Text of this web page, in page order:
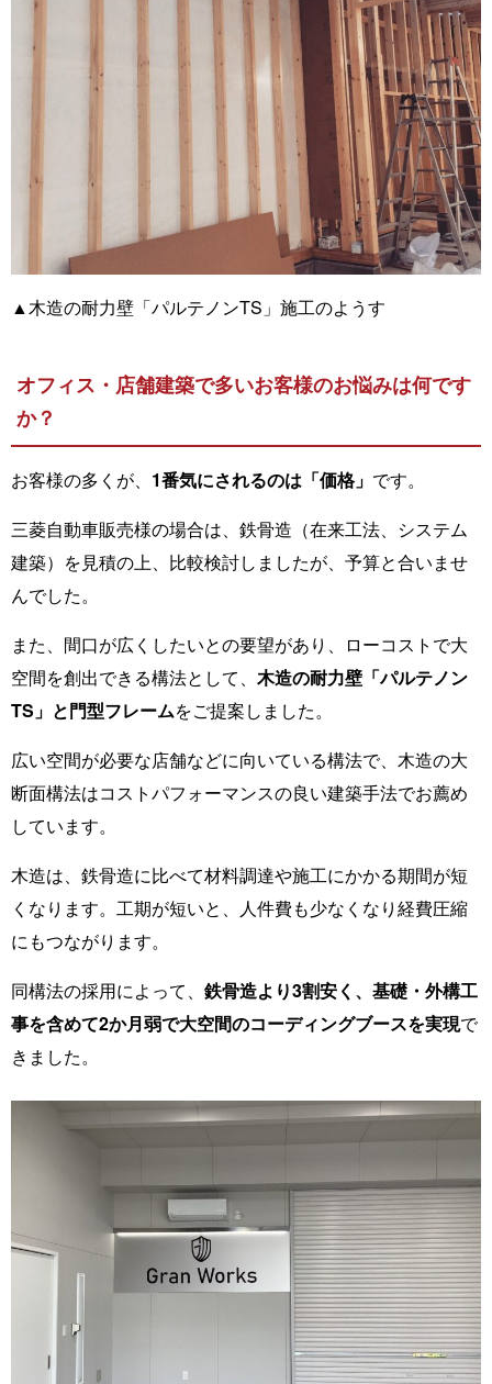
▲木造の耐力壁「パルテノンTS」施工のようす
オフィス・店舗建築で多いお客様のお悩みは何です
か？
お客様の多くが、 1番気にされるのは「価格」 です。
三菱自動車販売様の場合は、鉄骨造（在来工法、システム
建築）を見積の上、比較検討しましたが、予算と合いませ
んでした。
また、間口が広くしたいとの要望があり、ローコストで大
空間を創出できる構法として、 木造の耐力壁「パルテノン
TS」と門型フレームをご提案しました。
広い空間が必要な店舗などに向いている構法で、木造の大
断面構法はコストパフォーマンスの良い建築手法でお薦め
しています。
木造は、鉄骨造に比べて材料調達や施工にかかる期間が短
くなります。工期が短いと、人件費も少なくなり経費圧縮
にもつながります。
同構法の採用によって、 鉄骨造より3割安く、基礎・外構工
事を含めて2か月弱で大空間のコーディングブースを実現で
きました。